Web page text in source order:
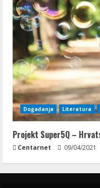
Događanja Literatura
Projekt Super5Q –
Centarnet 09/04/2021